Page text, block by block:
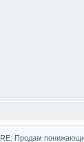
RE: Продам